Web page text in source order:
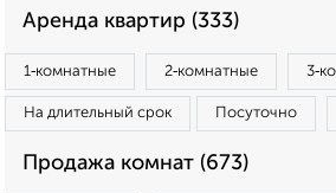
Аренда квартир (333)
1‑комнатные 2‑комнатные
На длительный срок Посуточно
Продажа комнат (673)